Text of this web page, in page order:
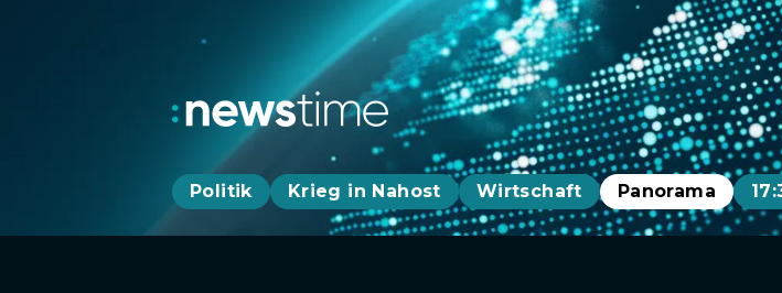
Politik Krieg in Nahost Wirtschaft Panorama